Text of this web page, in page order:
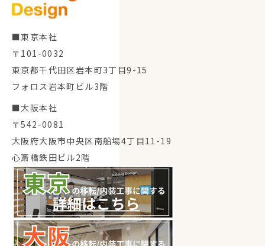
■東京本社
〒101-0032
東京都千代田区岩本町3丁目9-15
フォロス岩本町ビル3階
■大阪本社
〒542-0081
大阪府大阪市中央区南船場4丁目11-19
心斎橋鉄田ビル2階